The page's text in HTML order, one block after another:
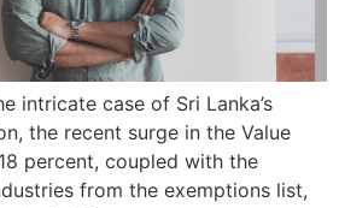
intricate case of Sri Lanka’s
the recent surge in the Value
percent, coupled with the
from the exemptions list,